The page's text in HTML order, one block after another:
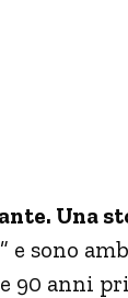
Una
” e sono
90 anni